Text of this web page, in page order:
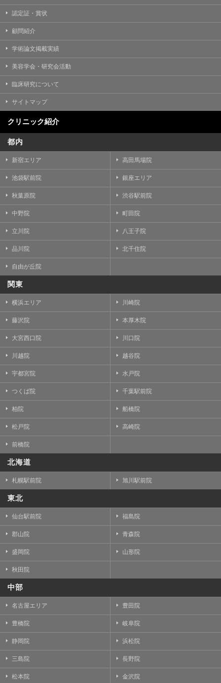
認定証・賞状
顧問紹介
学術論文掲載実績
美容学会・研究会活動
臨床研究について
サイトマップ
クリニック紹介
都内
新宿エリア 高田馬場院
池袋駅前院 銀座エリア
秋葉原院 渋谷駅前院
中野院 町田院
立川院 八王子院
品川院 北千住院
自由が丘院
関東
横浜エリア 川崎院
藤沢院 本厚木院
大宮西口院 川口院
川越院 越谷院
宇都宮院 水戸院
つくば院 千葉駅前院
柏院 船橋院
松戸院 高崎院
前橋院
北海道
札幌駅前院 旭川駅前院
東北
仙台駅前院 福島院
郡山院 青森院
盛岡院 山形院
秋田院
中部
名古屋エリア 豊田院
豊橋院 岐阜院
静岡院 浜松院
三島院 長野院
松本院 金沢院